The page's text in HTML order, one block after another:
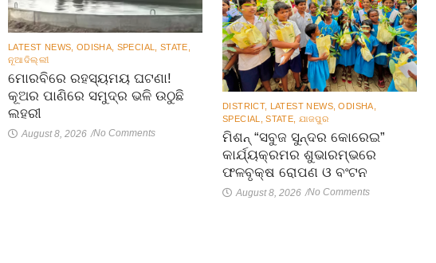
LATEST NEWS ODISHA SPECIAL STATE
ନୂଆଦିଲ୍ଲୀ
ମୋରବିରେ ରହସ୍ୟମୟ ଘଟଣା!
କୂଅର ପାଣିରେ ସମୁଦ୍ର ଭଳି ଉଠୁଛି
ଲହରୀ
August 8, 2026 /No Comments
DISTRICT, LATEST NEWS ODISHA
SPECIAL
STATE ଯାଜପୁର
ମିଶନ୍ “ସବୁଜ ସୁନ୍ଦର କୋରେଇ”
କାର୍ଯ୍ୟକ୍ରମର ଶୁଭାରମ୍ଭରେ
ଫଳବୃକ୍ଷ ରୋପଣ ଓ ବଂଟନ
August 8, 2026 /No Comments